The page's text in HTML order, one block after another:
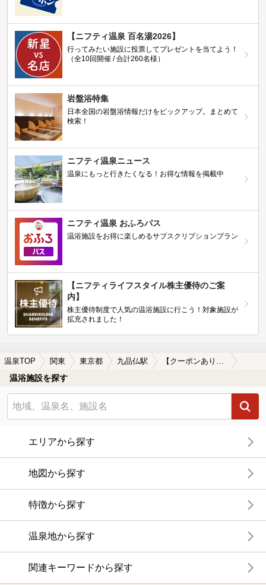
【ニフティ温泉 百名湯2026】
行ってみたい施設に投票してプレゼントを当てよう！
（全10回開催 / 合計260名様）
岩盤浴特集
日本全国の岩盤浴情報だけをピックアップ。まとめて
検索！
ニフティ温泉ニュース
温泉にもっと行きたくなる！お得な情報を掲載中
ニフティ温泉 おふろパス
温浴施設をお得に楽しめるサブスクリプションプラン
【ニフティライフスタイル株主優待のご案
内】
株主優待制度で人気の温浴施設に行こう！対象施設が
拡充されました！
温泉TOP 関東 東京都 九品仏駅 【クーポンあり】女子旅・女子会におすすめの九品仏駅近くの温泉、日帰り温泉、スーパー銭湯おすすめ
温浴施設を探す
エリアから探す
地図から探す
特徴から探す
温泉地から探す
関連キーワードから探す